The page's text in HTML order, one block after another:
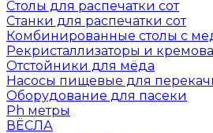
Столы для распечатки сот
Станки для распечатки сот
Комбинированные столы с
Рекристаллизаторы и
Отстойники для мёда
Насосы пищевые для
Оборудование для пасеки
Ph метры
ВЁСЛА